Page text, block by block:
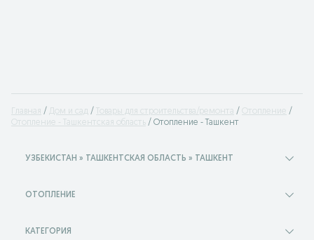
Главная Дом и сад Товары для строительства/ремонта
Отопление
Отопление - Ташкентская область
Отопление - Ташкент
УЗБЕКИСТАН » ТАШКЕНТСКАЯ ОБЛАСТЬ » ТАШКЕНТ
ОТОПЛЕНИЕ
КАТЕГОРИЯ